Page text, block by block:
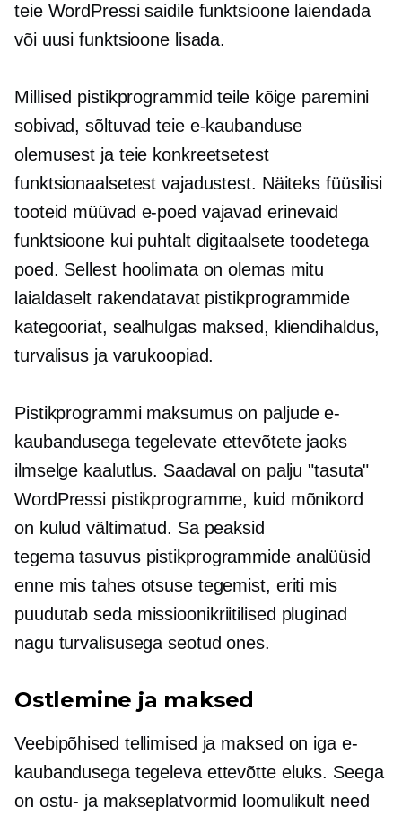
teie WordPressi saidile funktsioone laiendada
või uusi funktsioone lisada.
Millised pistikprogrammid teile kõige paremini
sobivad, sõltuvad teie e-kaubanduse
olemusest ja teie konkreetsetest
funktsionaalsetest vajadustest. Näiteks füüsilisi
tooteid müüvad e-poed vajavad erinevaid
funktsioone kui puhtalt digitaalsete toodetega
poed. Sellest hoolimata on olemas mitu
laialdaselt rakendatavat pistikprogrammide
kategooriat, sealhulgas maksed, kliendihaldus,
turvalisus ja varukoopiad.
Pistikprogrammi maksumus on paljude e-
kaubandusega tegelevate ettevõtete jaoks
ilmselge kaalutlus. Saadaval on palju "tasuta"
WordPressi pistikprogramme, kuid mõnikord
on kulud vältimatud. Sa peaksid
tegematasuvuspistikprogrammide analüüsid
enne mis tahes otsuse tegemist, eriti mis
puudutab seda missioonikriitilised pluginad
nagu turvalisusega seotud ones.
Ostlemine ja maksed
Veebipõhised tellimised ja maksed on iga e-
kaubandusega tegeleva ettevõtte eluks. Seega
on ostu- ja makseplatvormid loomulikult need